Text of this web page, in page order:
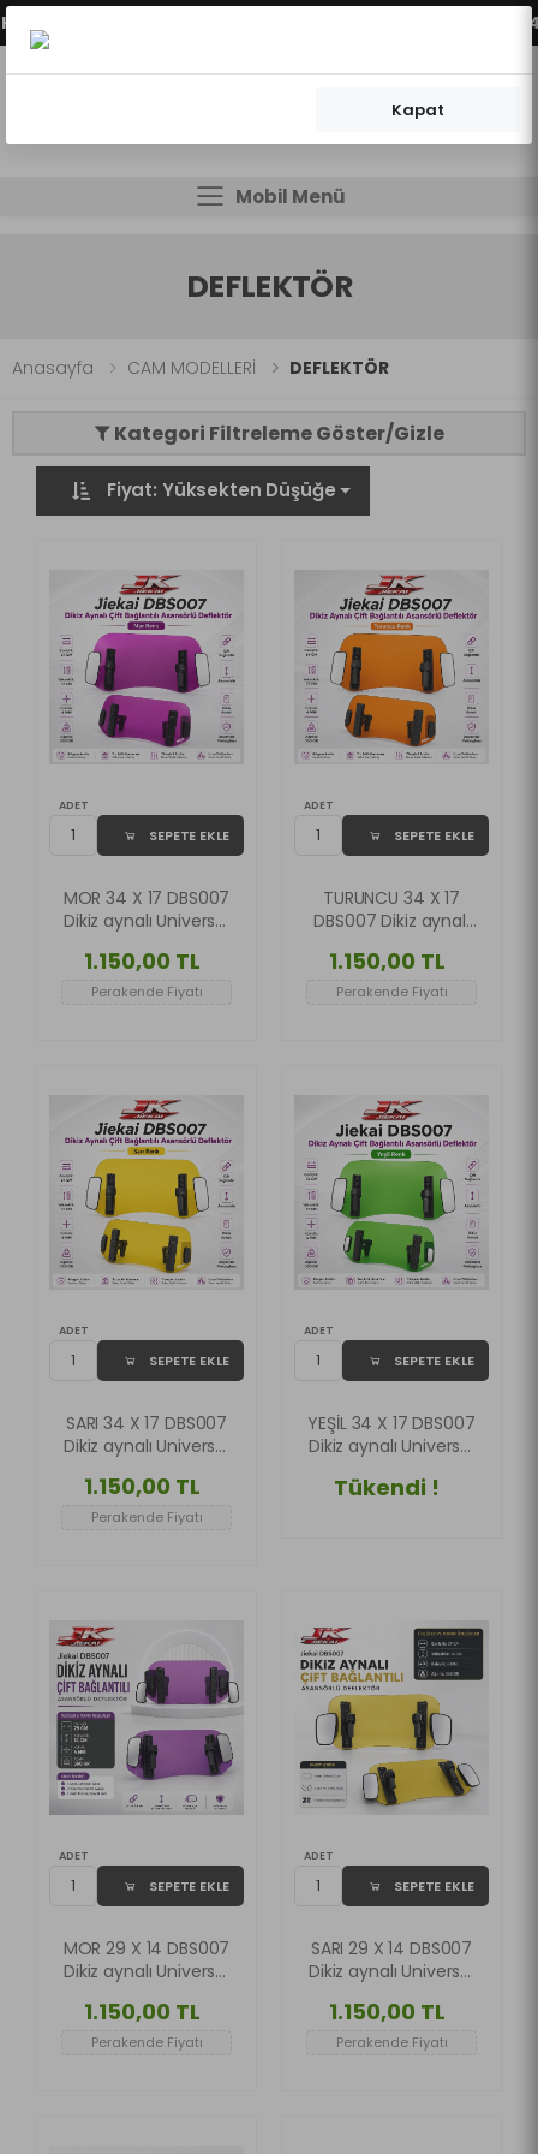
AKTİFLEŞMİŞTİR. VADE FARKSIZ 2 - 3 - 4
Mobil Menü
Mobil Menü
Mobil Menü
DEFLEKTÖR
Anasayfa CAM MODELLERİ DEFLEKTÖR
Kategori Filtreleme Göster/Gizle
Fiyat: Yüksekten Düşüğe
ADET
SEPETE EKLE
MOR 34 X 17 DBS007
Dikiz aynalı Universal
Asansörlü Deflektör
1.150,00 TL
Perakende Fiyatı
ADET
SEPETE EKLE
TURUNCU 34 X 17
DBS007 Dikiz aynalı
Bağlantılı Asansörlü
Deflektör
1.150,00 TL
Perakende Fiyatı
ADET
SEPETE EKLE
SARI 34 X 17 DBS007
Dikiz aynalı Universal
Asansörlü Deflektör
1.150,00 TL
Perakende Fiyatı
ADET
SEPETE EKLE
YEŞİL 34 X 17 DBS007
Dikiz aynalı Universal
Asansörlü Deflektör
Tükendi !
ADET
SEPETE EKLE
MOR 29 X 14 DBS007
Dikiz aynalı Universal
Asansörlü Deflektör
1.150,00 TL
Perakende Fiyatı
ADET
SEPETE EKLE
SARI 29 X 14 DBS007
Dikiz aynalı Universal
Asansörlü Deflektör
1.150,00 TL
Perakende Fiyatı
Kapat